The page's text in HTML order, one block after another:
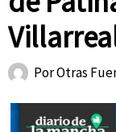
PorOtras